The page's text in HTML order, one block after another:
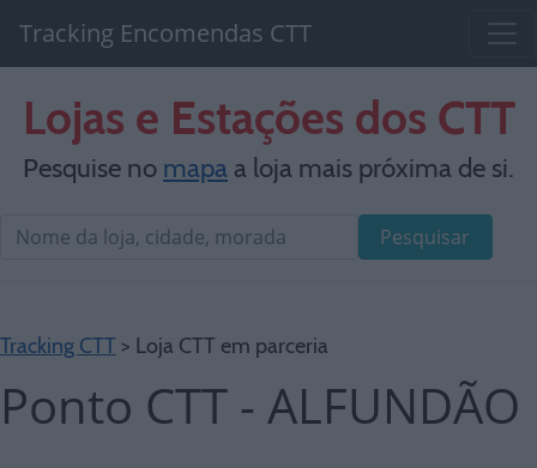
Tracking Encomendas CTT
Lojas e Estações dos CTT
Pesquise no mapaa loja mais próxima de si.
Pesquisar
Tracking CTT > Loja CTT em parceria
Ponto CTT - ALFUNDÃO